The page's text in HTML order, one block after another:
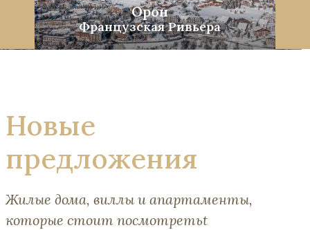
Орон
Французская Ривьера
Новые
предложения
Жилые дома, виллы и апартаменты,
которые стоит посмотретьt